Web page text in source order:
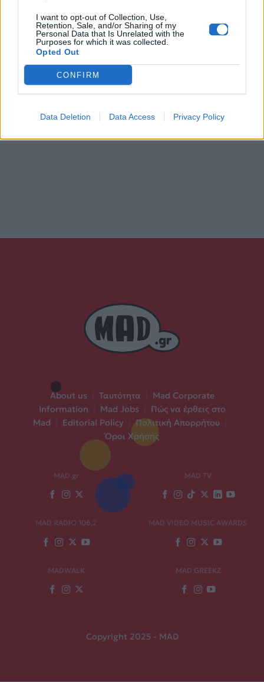
I want to opt-out of Collection, Use,
Retention, Sale, and/or Sharing of my
Personal Data that Is Unrelated with the
Purposes for which it was collected.
Opted Out
CONFIRM
Data Deletion Data Access Privacy Policy
αστέρι
ουρανό
Watch this video on YouTube
About us Ταυτότητα
Mad Corporate
Information
Mad Jobs
Πώς να έρθεις στο
Mad
Editorial Policy Πολιτική Απορρήτου
Όροι Χρήσης
MAD.gr MAD TV
MAD RADIO 106,2 MAD VIDEO MUSIC AWARDS
MADWALK MAD GREEKZ
Copyright 2025 - MAD